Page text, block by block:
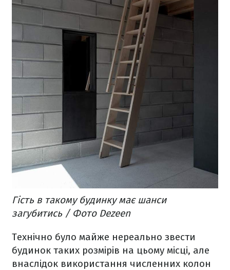
Гість в такому будинку має шанси
загубитись / Фото Dezeen
Технічно було майже нереально звести
будинок таких розмірів на цьому місці, але
внаслідок використання численних колон